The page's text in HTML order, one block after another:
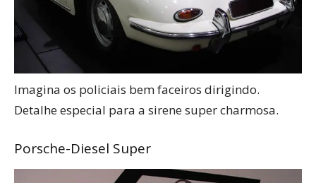
Imagina os policiais bem faceiros dirigindo.
Detalhe especial para a sirene super charmosa.
Porsche-Diesel Super